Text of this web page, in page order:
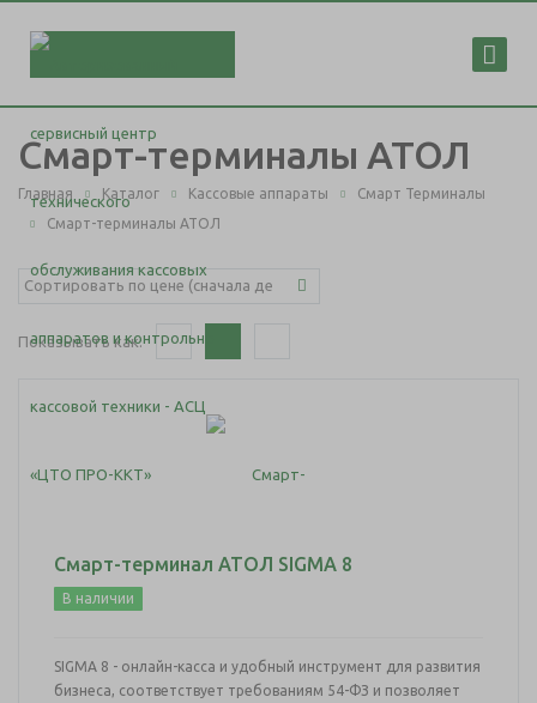
Смарт-терминалы АТОЛ
Главная Каталог Кассовые аппараты
Смарт Терминалы
Смарт-терминалы АТОЛ
Показывать как:
Смарт-терминал АТОЛ SIGMA 8
В наличии
SIGMA 8 - онлайн-касса и удобный инструмент для развития
бизнеса, соответствует требованиям 54-ФЗ и позволяет